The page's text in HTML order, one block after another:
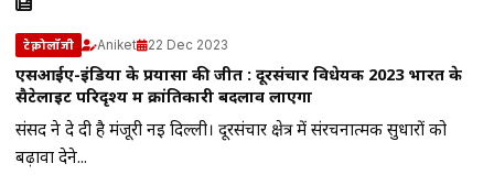
टेक्नोलॉजी Aniket 22 Dec 2023
एसआईए-इंडिया के प्रयासों की जीत : दूरसंचार विधेयक 2023 भारत के
सैटेलाइट परिदृश्य में क्रांतिकारी बदलाव लाएगा
संसद ने दे दी है मंजूरी नई दिल्ली। दूरसंचार क्षेत्र में संरचनात्मक सुधारों को
बढ़ावा देने...